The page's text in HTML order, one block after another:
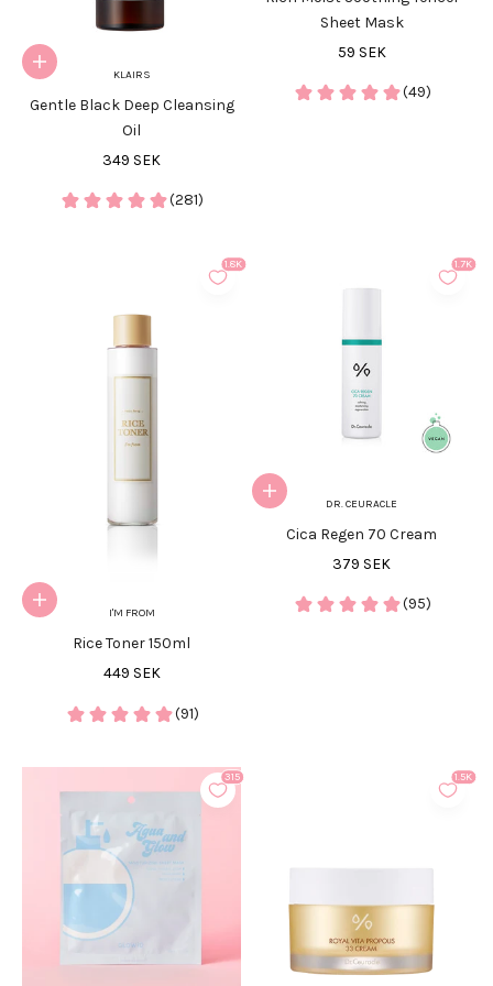
Lägg i varukorgen
KLAIRS
Gentle Black Deep Cleansing
Oil
REA-pris
349 SEK
(281)
Sheet Mask
REA-pris
59 SEK
(49)
1.8K
Lägg i varukorgen
I'M FROM
Rice Toner 150ml
REA-pris
449 SEK
(91)
1.7K
Lägg i varukorgen
DR. CEURACLE
Cica Regen 70 Cream
REA-pris
379 SEK
(95)
315 1.5K